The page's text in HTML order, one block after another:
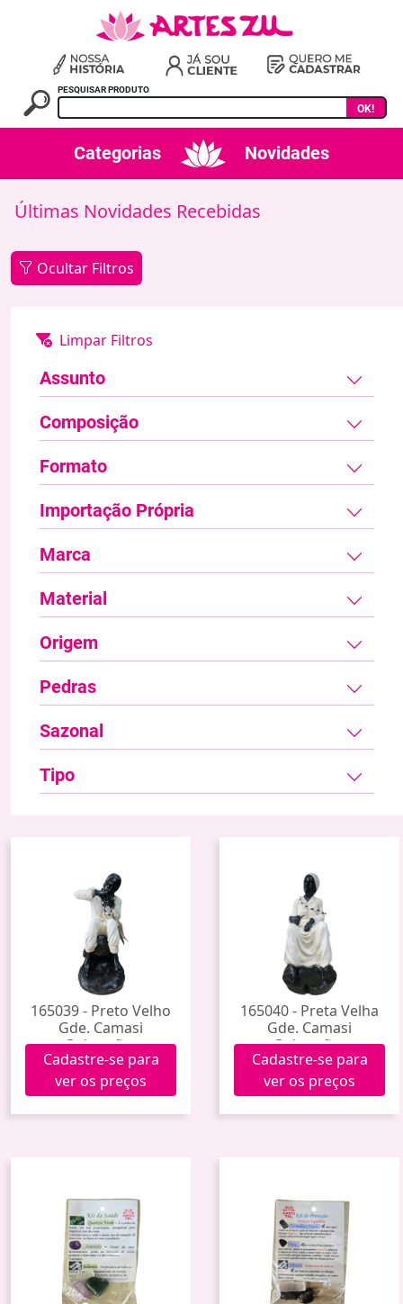
PESQUISAR PRODUTO
OK!
Categorias Novidades
Últimas Novidades Recebidas
Ocultar Filtros
Assunto
Composição
Formato
Importação Própria
Marca
Material
Origem
Pedras
Sazonal
Tipo
165039 - Preto Velho
Gde. Camasi
Guimarães
Cadastre-se para
ver os preços
165040 - Preta Velha
Gde. Camasi
Guimarães
Cadastre-se para
ver os preços